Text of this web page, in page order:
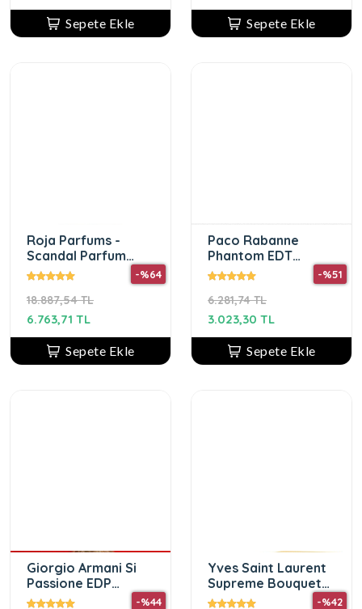
Sepete Ekle Sepete Ekle
Roja Parfums -
Scandal Parfum
Pour Homme 50ml -
18.887,54 TL
-%64
6.763,71 TL
Sepete Ekle
Paco Rabanne
Phantom EDT
100ML Erkek
6.281,74 TL
-%51
3.023,30 TL
Sepete Ekle
Giorgio Armani Si
Passione EDP
100ML Kadın Parfüm
-%44
Yves Saint Laurent
Supreme Bouquet
Edp 75ML Kadın
-%42